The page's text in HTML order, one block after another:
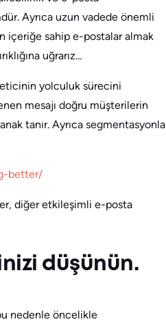
Ayrıca uzun vadede önemli
içeriğe sahip e-postalar almak
uğrarız…
yolculuk sürecini
mesajı doğru müşterilerin
tanır. Ayrıca segmentasyonla
better/
diğer etkileşimli e-posta
düşünün.
nedenle öncelikle